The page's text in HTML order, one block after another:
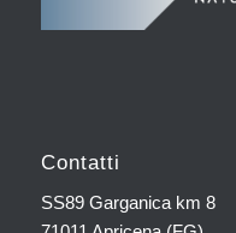
Contatti
SS89 Garganica km 8